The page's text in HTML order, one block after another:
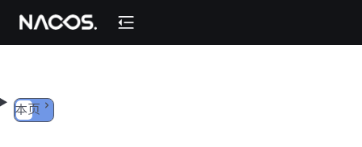
跳转到内容
本页